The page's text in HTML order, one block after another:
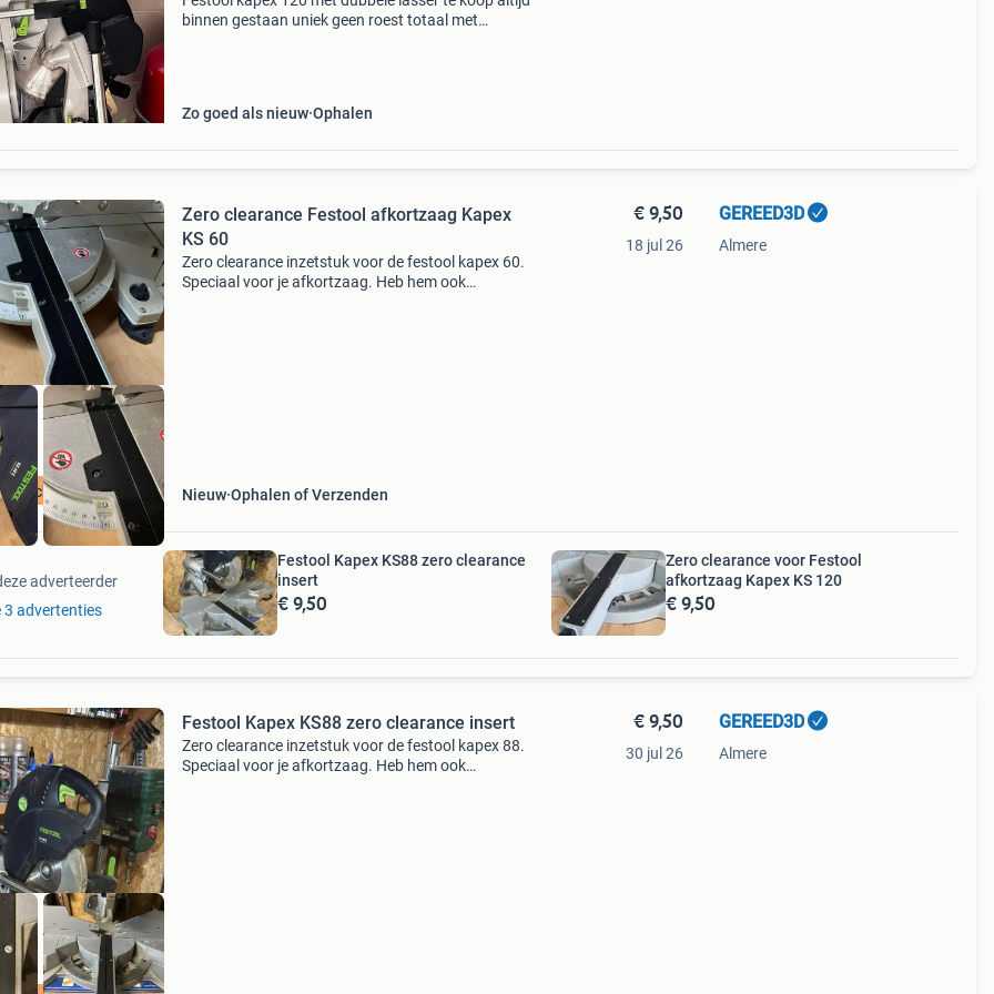
binnen gestaan uniek geen roest totaal met
Zo goed als nieuw Ophalen
beschikbaar
Zero clearance Festool afkortzaag Kapex
KS 60
Zero clearance inzetstuk voor de festool kapex 60.
Speciaal voor je afkortzaag. Heb hem ook
Nieuw Ophalen of Verzenden
€ 9,50
18 jul 26
GEREED3D
Almere
adverteerder
3 advertenties
Festool Kapex KS88 zero clearance
insert
€ 9,50
Zero clearance voor Festool
afkortzaag Kapex KS 120
€ 9,50
Festool Kapex KS88 zero clearance insert
Zero clearance inzetstuk voor de festool kapex 88.
Speciaal voor je afkortzaag. Heb hem ook
€ 9,50
30 jul 26
GEREED3D
Almere